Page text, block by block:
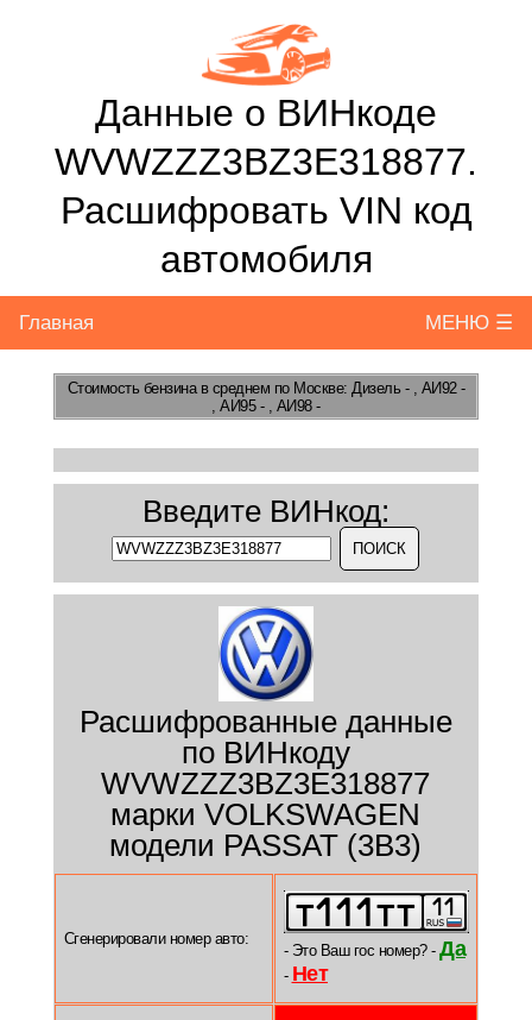
Данные о ВИНкоде
WVWZZZ3BZ3E318877.
Расшифровать VIN код
автомобиля
Главная МЕНЮ ☰
Стоимость бензинав среднем по Москве: Дизель - , АИ92 -
, АИ95 - , АИ98 -
Введите ВИНкод:
Расшифрованные данные
по ВИНкоду
WVWZZZ3BZ3E318877
марки VOLKSWAGEN
модели PASSAT (3B3)
Сгенерировали номер авто:
- Это Ваш гос номер? - Да
- Нет